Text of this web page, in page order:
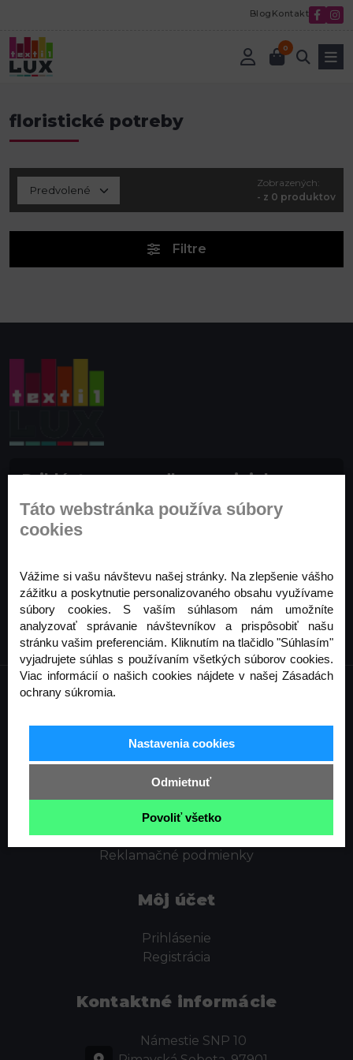
Blog Kontakt
0
Úvod floristické potreby
floristické potreby
Zobrazených:
- z 0 produktov
Filtre
Prihláste sa na odber noviniek
Buďte prvý, kto to vie. Zaregistrujte sa na odber
noviniek ešte dnes
Informácie
Ochrana osobných údajov
Odstúpenie od zmluvy
Cookies
Obchodné podmienky
Kontakt
Reklamačné podmienky
Môj účet
Prihlásenie
Registrácia
Kontaktné informácie
Námestie SNP 10
Táto webstránka používa súbory
cookies
Vážime si vašu návštevu našej stránky. Na zlepšenie vášho
zážitku a poskytnutie personalizovaného obsahu využívame
súbory cookies. S vaším súhlasom nám umožníte
analyzovať správanie návštevníkov a prispôsobiť našu
stránku vašim preferenciám. Kliknutím na tlačidlo "Súhlasím"
vyjadrujete súhlas s používaním všetkých súborov cookies.
Viac informácií o našich cookies nájdete v našej Zásadách
ochrany súkromia.
Nastavenia cookies
Odmietnuť
Povoliť všetko